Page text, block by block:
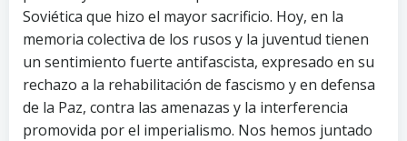
Soviética que hizo el mayor sacrificio. Hoy, en la
memoria colectiva de los rusos y la juventud tienen
un sentimiento fuerte antifascista, expresado en su
rechazo a la rehabilitación de fascismo y en defensa
de la Paz, contra las amenazas y la interferencia
promovida por el imperialismo. Nos hemos juntado